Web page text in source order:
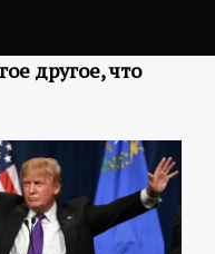
другое, что